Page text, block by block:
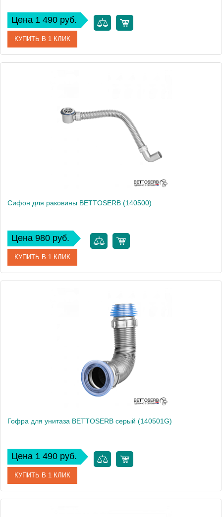
Цена 1 490 руб.
КУПИТЬ В 1 КЛИК
Cифон для раковины BETTOSERB (140500)
Цена 980 руб.
КУПИТЬ В 1 КЛИК
Гофра для унитаза BETTOSERB серый (140501G)
Цена 1 490 руб.
КУПИТЬ В 1 КЛИК